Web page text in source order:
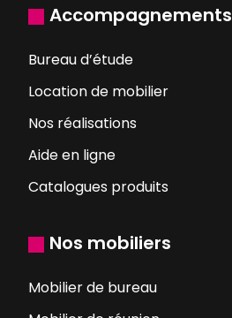
Bureau d’étude
Location de mobilier
Nos réalisations
Aide en ligne
Catalogues produits
Nos mobiliers
Mobilier de bureau